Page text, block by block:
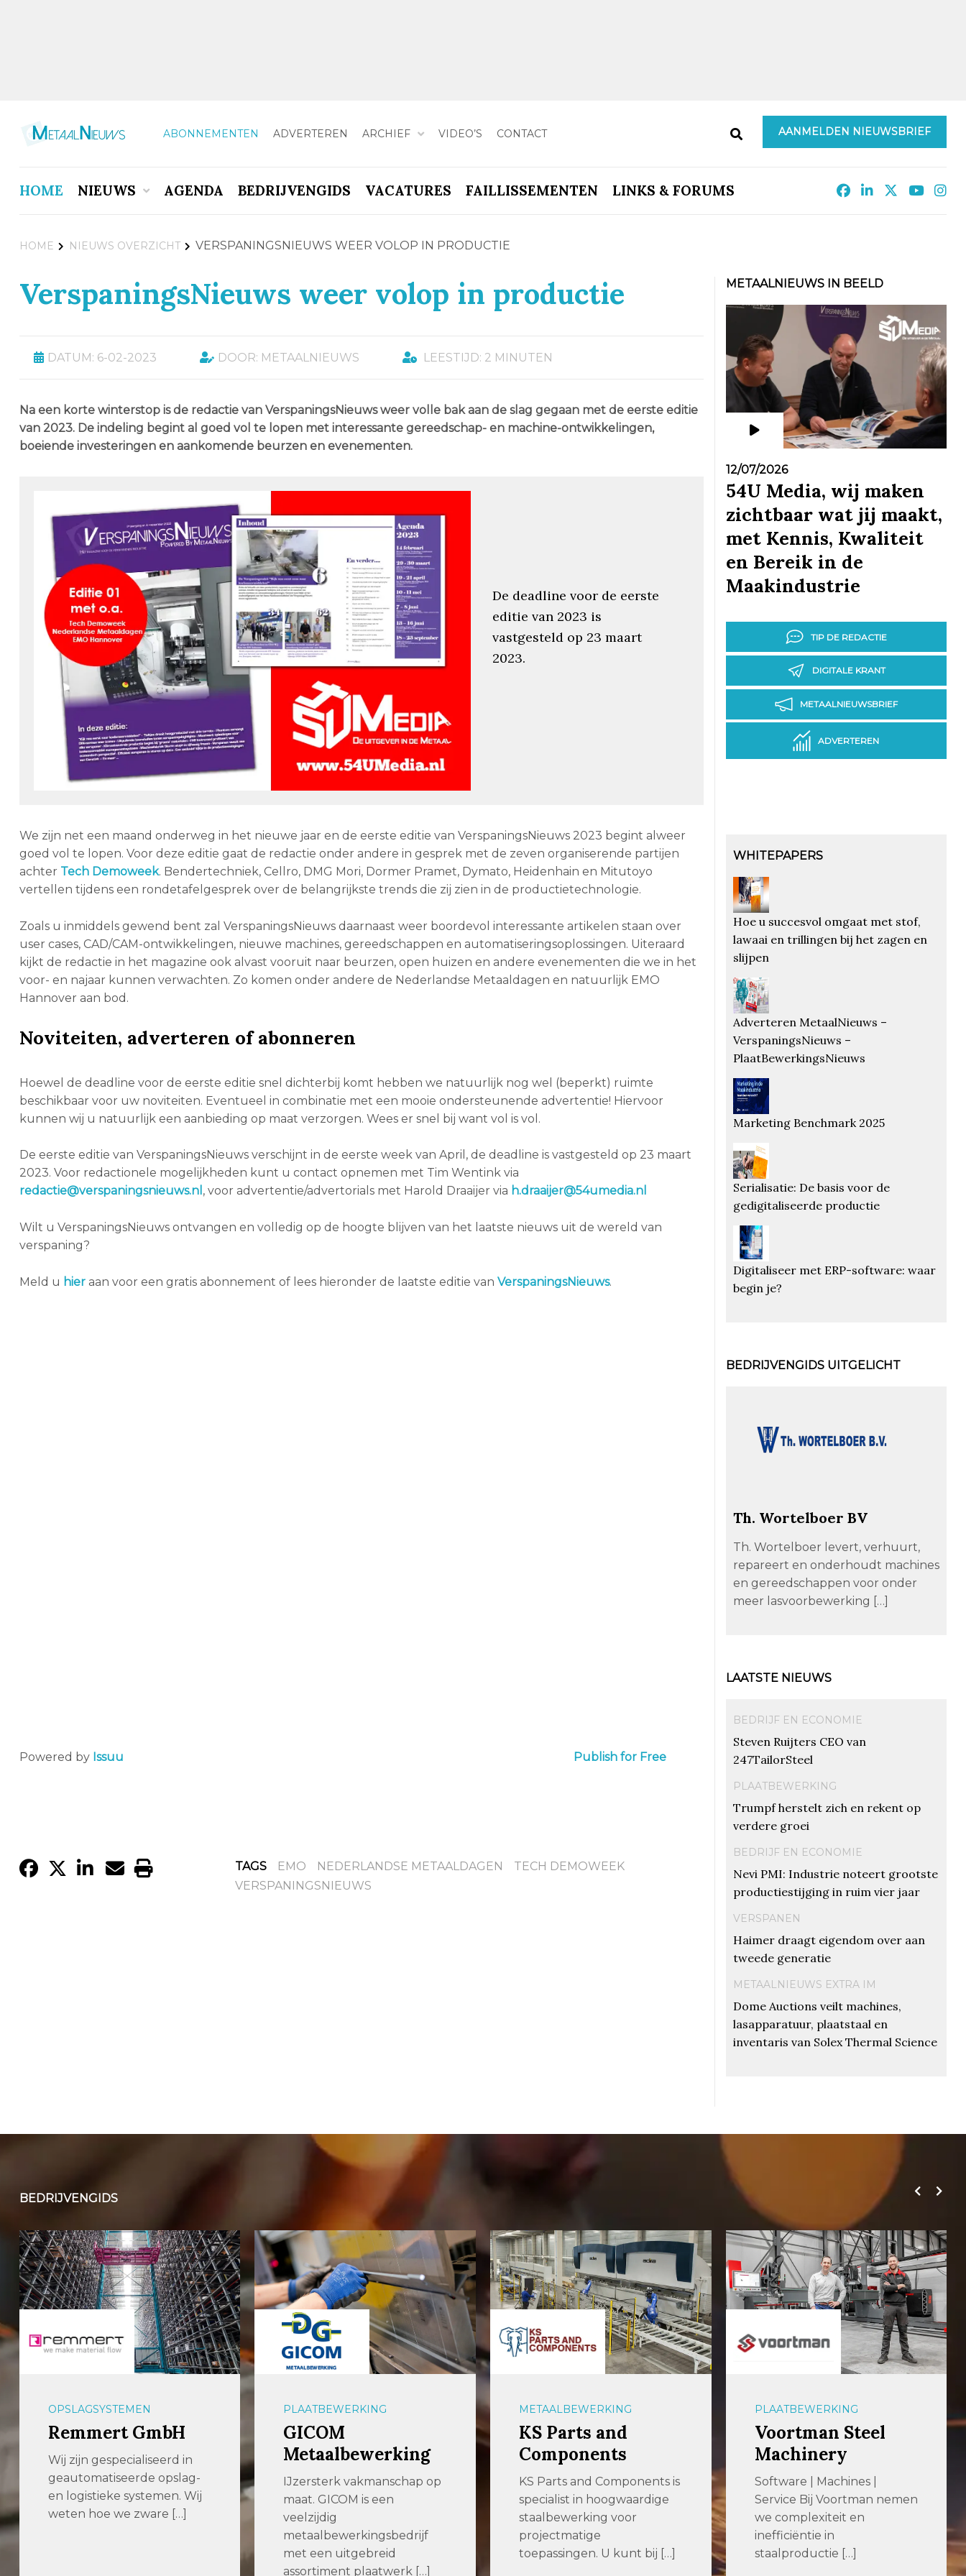
ABONNEMENTEN ADVERTEREN ARCHIEF VIDEO’S CONTACT AANMELDEN NIEUWSBRIEF
HOME NIEUWS AGENDA BEDRIJVENGIDS VACATURES FAILLISSEMENTEN LINKS & FORUMS
HOME NIEUWS OVERZICHT VERSPANINGSNIEUWS WEER VOLOP IN PRODUCTIE
VerspaningsNieuws weer volop in productie
DATUM: 6-02-2023 DOOR: METAALNIEUWS LEESTIJD: 2 MINUTEN
Na een korte winterstop is de redactie van VerspaningsNieuws weer volle bak aan de slag gegaan met de eerste editie
van 2023. De indeling begint al goed vol te lopen met interessante gereedschap- en machine-ontwikkelingen,
boeiende investeringen en aankomende beurzen en evenementen.
De deadline voor de eerste
editie van 2023 is
vastgesteld op 23 maart
2023.
We zijn net een maand onderweg in het nieuwe jaar en de eerste editie van VerspaningsNieuws 2023 begint alweer
goed vol te lopen. Voor deze editie gaat de redactie onder andere in gesprek met de zeven organiserende partijen
achter Tech Demoweek. Bendertechniek, Cellro, DMG Mori, Dormer Pramet, Dymato, Heidenhain en Mitutoyo
vertellen tijdens een rondetafelgesprek over de belangrijkste trends die zij zien in de productietechnologie.
Zoals u inmiddels gewend bent zal VerspaningsNieuws daarnaast weer boordevol interessante artikelen staan over
user cases, CAD/CAM-ontwikkelingen, nieuwe machines, gereedschappen en automatiseringsoplossingen. Uiteraard
kijkt de redactie in het magazine ook alvast vooruit naar beurzen, open huizen en andere evenementen die we in het
voor- en najaar kunnen verwachten. Zo komen onder andere de Nederlandse Metaaldagen en natuurlijk EMO
Hannover aan bod.
Noviteiten, adverteren of abonneren
Hoewel de deadline voor de eerste editie snel dichterbij komt hebben we natuurlijk nog wel (beperkt) ruimte
beschikbaar voor uw noviteiten. Eventueel in combinatie met een mooie ondersteunende advertentie! Hiervoor
kunnen wij u natuurlijk een aanbieding op maat verzorgen. Wees er snel bij want vol is vol.
De eerste editie van VerspaningsNieuws verschijnt in de eerste week van April, de deadline is vastgesteld op 23 maart
2023. Voor redactionele mogelijkheden kunt u contact opnemen met Tim Wentink via
redactie@verspaningsnieuws.nl , voor advertentie/advertorials met Harold Draaijer via h.draaijer@54umedia.nl
Wilt u VerspaningsNieuws ontvangen en volledig op de hoogte blijven van het laatste nieuws uit de wereld van
verspaning?
Meld u hier aan voor een gratis abonnement of lees hieronder de laatste editie van VerspaningsNieuws.
Powered by Issuu Publish for Free
TAGS EMO NEDERLANDSE METAALDAGEN
TECH DEMOWEEK
VERSPANINGSNIEUWS
METAALNIEUWS IN BEELD
12/07/2026
54U Media, wij maken
zichtbaar wat jij maakt,
met Kennis, Kwaliteit
en Bereik in de
Maakindustrie
TIP DE REDACTIE
DIGITALE KRANT
METAALNIEUWSBRIEF
ADVERTEREN
WHITEPAPERS
Hoe u succesvol omgaat met stof,
lawaai en trillingen bij het zagen en
slijpen
Adverteren MetaalNieuws –
VerspaningsNieuws –
PlaatBewerkingsNieuws
Marketing Benchmark 2025
Serialisatie: De basis voor de
gedigitaliseerde productie
Digitaliseer met ERP-software: waar
begin je?
BEDRIJVENGIDS UITGELICHT
Th. Wortelboer BV
Th. Wortelboer levert, verhuurt,
repareert en onderhoudt machines
en gereedschappen voor onder
meer lasvoorbewerking […]
LAATSTE NIEUWS
BEDRIJF EN ECONOMIE
Steven Ruijters CEO van
247TailorSteel
PLAATBEWERKING
Trumpf herstelt zich en rekent op
verdere groei
BEDRIJF EN ECONOMIE
Nevi PMI: Industrie noteert grootste
productiestijging in ruim vier jaar
VERSPANEN
Haimer draagt eigendom over aan
tweede generatie
METAALNIEUWS EXTRA IM
Dome Auctions veilt machines,
lasapparatuur, plaatstaal en
inventaris van Solex Thermal Science
BEDRIJVENGIDS
PLAATBEWERKING
GICOM
Metaalbewerking
IJzersterk vakmanschap op
maat. GICOM is een
veelzijdig
METAALBEWERKING
KS Parts and
Components
KS Parts and Components is
specialist in hoogwaardige
staalbewerking voor
projectmatige
toepassingen. U kunt bij […]
PLAATBEWERKING
Voortman Steel
Machinery
Software | Machines |
Service Bij Voortman nemen
we complexiteit en
inefficiëntie in
staalproductie […]
AUTOMATISERING
Widenhorn
Hofleverancier Widenhorn is
als familiebedrijf al sinds 1919
actief als leverancier van
metaalbewerkings-
bedrijven en […]